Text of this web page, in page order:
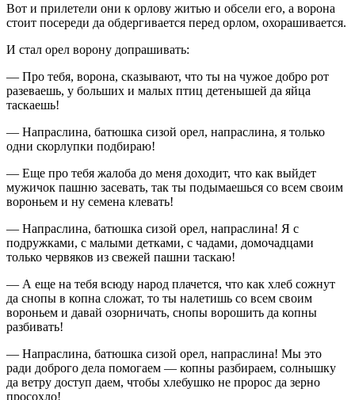
Вот и прилетели они к орлову житью и обсели его, а ворона
стоит посереди да обдергивается перед орлом, охорашивается.
И стал орел ворону допрашивать:
— Про тебя, ворона, сказывают, что ты на чужое добро рот
разеваешь, у больших и малых птиц детенышей да яйца
таскаешь!
— Напраслина, батюшка сизой орел, напраслина, я только
одни скорлупки подбираю!
— Еще про тебя жалоба до меня доходит, что как выйдет
мужичок пашню засевать, так ты подымаешься со всем своим
вороньем и ну семена клевать!
— Напраслина, батюшка сизой орел, напраслина! Я с
подружками, с малыми детками, с чадами, домочадцами
только червяков из свежей пашни таскаю!
— А еще на тебя всюду народ плачется, что как хлеб сожнут
да снопы в копна сложат, то ты налетишь со всем своим
вороньем и давай озорничать, снопы ворошить да копны
разбивать!
— Напраслина, батюшка сизой орел, напраслина! Мы это
ради доброго дела помогаем — копны разбираем, солнышку
да ветру доступ даем, чтобы хлебушко не пророс да зерно
просохло!